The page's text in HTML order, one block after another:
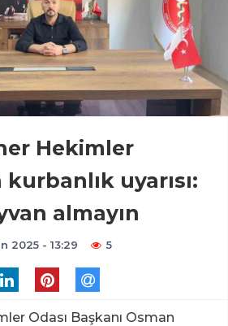
Hekimler
kurbanlık uyarısı:
almayın
2025 - 13:29 5
Odası Başkanı Osman